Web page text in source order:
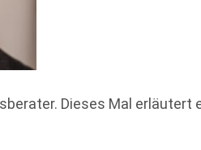
Dieses Mal